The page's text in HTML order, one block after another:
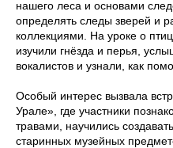
нашего леса и основами
определять следы зверей и
коллекциями. На уроке о
изучили гнёзда и перья,
вокалистов и узнали, как
Особый интерес вызвала
Урале», где участники
травами, научились
старинных музейных